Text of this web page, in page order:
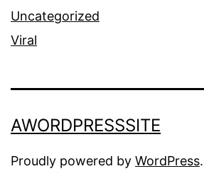
Uncategorized
Viral
AWORDPRESSSITE
Proudly powered by WordPress.